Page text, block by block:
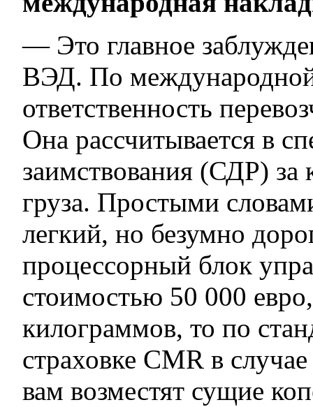
— Это главное
ВЭД. По
ответственность
Она рассчитывается в
заимствования (СДР) за
груза. Простыми
легкий, но безумно
процессорный блок
стоимостью 50 000
килограммов, то по
страховке CMR в
вам возместят сущие